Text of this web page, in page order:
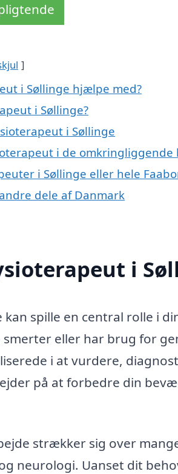
i Søllinge hjælpe med?
i Søllinge?
i Søllinge
i de omkringliggende
i Søllinge eller hele
dele af Danmark
i
kan spille en central rolle i
smerter eller har brug for
i at vurdere,
på at forbedre din
strækker sig over
neurologi. Uanset dit